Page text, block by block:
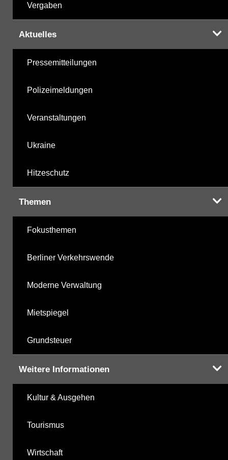
Vergaben
Aktuelles
Pressemitteilungen
Polizeimeldungen
Veranstaltungen
Ukraine
Hitzeschutz
Themen
Fokusthemen
Berliner Verkehrswende
Moderne Verwaltung
Mietspiegel
Grundsteuer
Weitere Informationen
Kultur & Ausgehen
Tourismus
Wirtschaft